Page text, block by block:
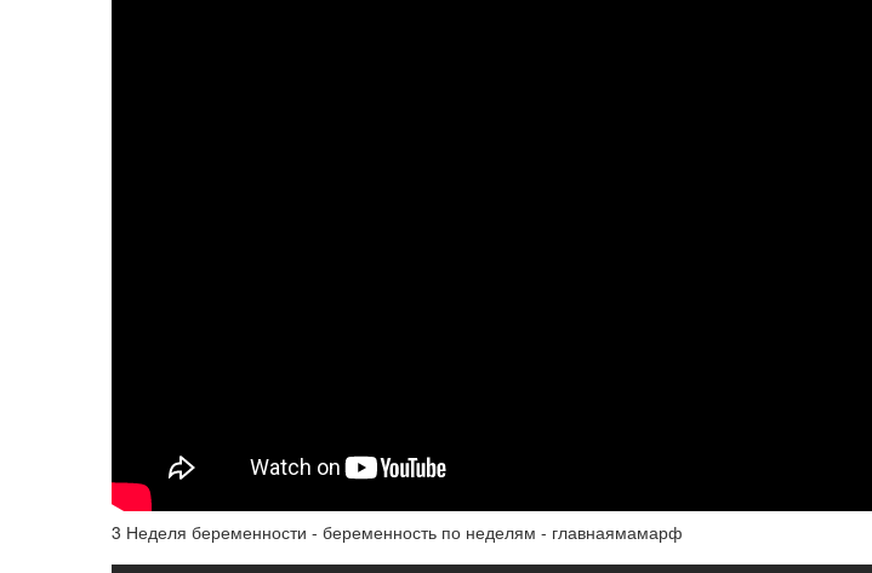
3 Неделя беременности - беременность по неделям - главнаямамарф